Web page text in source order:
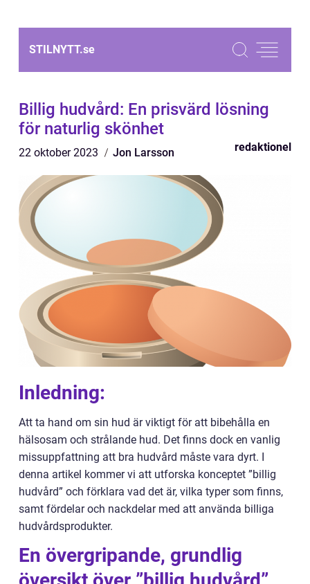
STILNYTT.se
Billig hudvård: En prisvärd lösning
för naturlig skönhet
22 oktober 2023 Jon Larsson redaktionel
Inledning:
Att ta hand om sin hud är viktigt för att bibehålla en
hälsosam och strålande hud. Det finns dock en vanlig
missuppfattning att bra hudvård måste vara dyrt. I
denna artikel kommer vi att utforska konceptet ”billig
hudvård” och förklara vad det är, vilka typer som finns,
samt fördelar och nackdelar med att använda billiga
hudvårdsprodukter.
En övergripande, grundlig